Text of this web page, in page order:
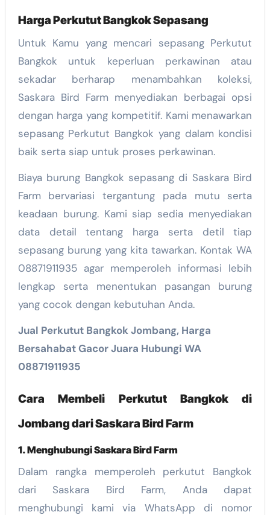
Harga Perkutut Bangkok Sepasang
Untuk Kamu yang mencari sepasang Perkutut
Bangkok untuk keperluan perkawinan atau
sekadar berharap menambahkan koleksi,
Saskara Bird Farm menyediakan berbagai opsi
dengan harga yang kompetitif. Kami menawarkan
sepasang Perkutut Bangkok yang dalam kondisi
baik serta siap untuk proses perkawinan.
Biaya burung Bangkok sepasang di Saskara Bird
Farm bervariasi tergantung pada mutu serta
keadaan burung. Kami siap sedia menyediakan
data detail tentang harga serta detil tiap
sepasang burung yang kita tawarkan. Kontak WA
08871911935 agar memperoleh informasi lebih
lengkap serta menentukan pasangan burung
yang cocok dengan kebutuhan Anda.
Jual Perkutut Bangkok Jombang, Harga
Bersahabat Gacor Juara Hubungi WA
08871911935
Cara Membeli Perkutut Bangkok di
Jombang dari Saskara Bird Farm
1. Menghubungi Saskara Bird Farm
Dalam rangka memperoleh perkutut Bangkok
dari Saskara Bird Farm, Anda dapat
menghubungi kami via WhatsApp di nomor